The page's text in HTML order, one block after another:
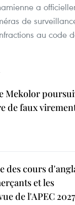
a
de
au code
Mekolor
de faux
des cours
et les
de l'APEC 2027